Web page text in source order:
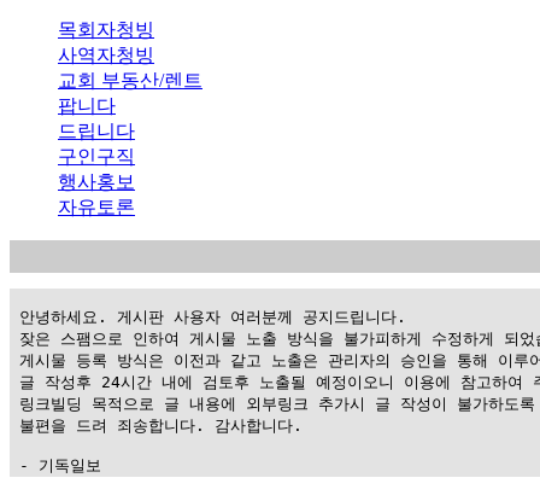
목회자청빙
사역자청빙
교회 부동산/렌트
팝니다
드립니다
구인구직
행사홍보
자유토론
안녕하세요. 게시판 사용자 여러분께 공지드립니다.
잦은 스팸으로 인하여 게시물 노출 방식을 불가피하게 수정하게 되었
게시물 등록 방식은 이전과 같고 노출은 관리자의 승인을 통해 이루
글 작성후 24시간 내에 검토후 노출될 예정이오니 이용에 참고하여
링크빌딩 목적으로 글 내용에 외부링크 추가시 글 작성이 불가하도
불편을 드려 죄송합니다. 감사합니다.
- 기독일보